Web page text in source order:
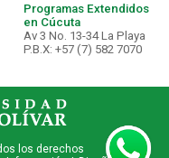
Programas Extendidos
en Cúcuta
Av 3 No. 13-34 La Playa
P.B.X: +57 (7) 582 7070
los derechos